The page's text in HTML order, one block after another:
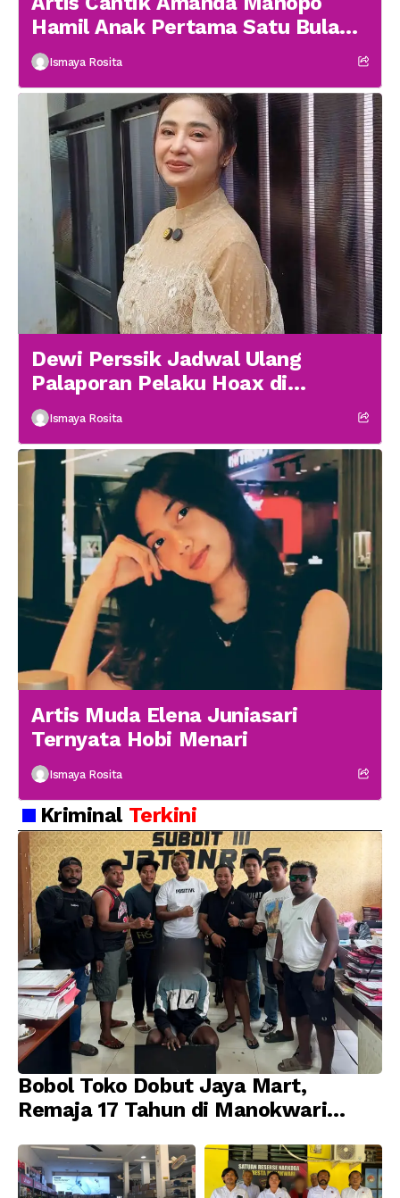
Hamil Anak Pertama Satu Bulan
menikah
Ismaya Rosita
Dewi Perssik Jadwal Ulang
Palaporan Pelaku Hoax di
Medsos
Ismaya Rosita
Artis Muda Elena Juniasari
Ternyata Hobi Menari
Ismaya Rosita
Kriminal Terkini
Bobol Toko Dobut Jaya Mart,
Remaja 17 Tahun di Manokwari
Jatanras Polda Papua Barat